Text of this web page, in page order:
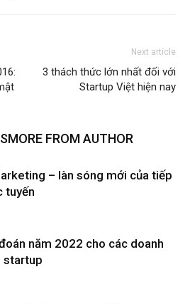
Next article
3 thách thức lớn nhất đối với
Startup Việt hiện nay
MORE FROM AUTHOR
– làn sóng mới của tiếp
tuyến
năm 2022 cho các doanh
startup